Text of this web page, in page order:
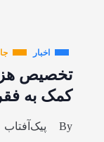
اخبار
تخصیص
کمک به
By پیک‌آفتاب